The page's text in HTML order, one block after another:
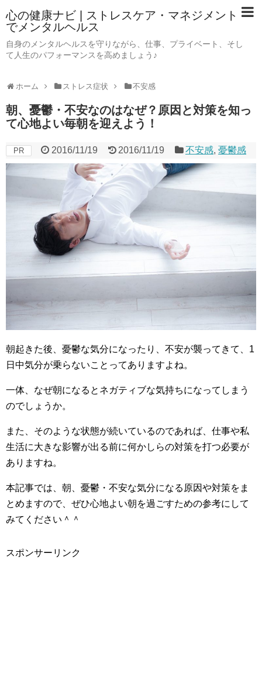
心の健康ナビ | ストレスケア・マネジメント
でメンタルヘルス
自身のメンタルヘルスを守りながら、仕事、プライベート、そし
て人生のパフォーマンスを高めましょう♪
ホーム ストレス症状 不安感
朝、憂鬱・不安なのはなぜ？原因と対策を知っ
て心地よい毎朝を迎えよう！
PR 2016/11/19 2016/11/19 不安感,憂鬱感
朝起きた後、憂鬱な気分になったり、不安が襲ってきて、1
日中気分が乗らないことってありますよね。
一体、なぜ朝になるとネガティブな気持ちになってしまう
のでしょうか。
また、そのような状態が続いているのであれば、仕事や私
生活に大きな影響が出る前に何かしらの対策を打つ必要が
ありますね。
本記事では、朝、憂鬱・不安な気分になる原因や対策をま
とめますので、ぜひ心地よい朝を過ごすための参考にして
みてください＾＾
スポンサーリンク